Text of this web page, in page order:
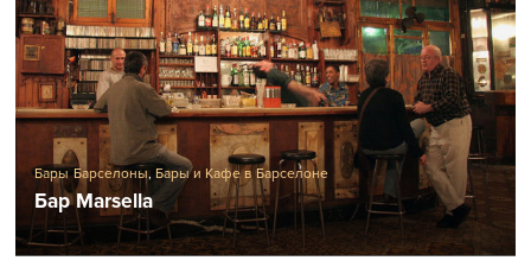
Бары Барселоны, Бары и Кафе в Барселоне
Бар Marsella